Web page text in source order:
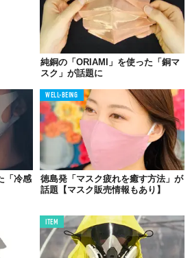
）／1枚
7日時点）
www.underarmour.co.jp/ja-
）の「マウスカバー」
純銅の「ORIAMI」を使った「銅マ
スク」が話題に
「冷感
WELL-BEING
徳島発「マスク疲れを癒す方法」が
話題【マスク販売情報もあり】
ITEM